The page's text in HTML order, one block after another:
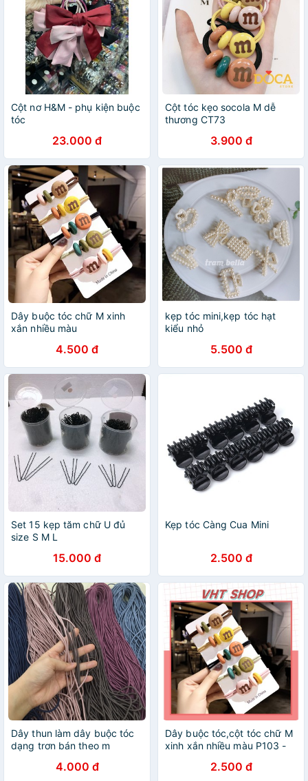
Cột nơ H&M - phụ kiện buộc
tóc
23.000 đ
Cột tóc kẹo socola M dễ
thương CT73
3.900 đ
Dây buộc tóc chữ M xinh
xắn nhiều màu
4.500 đ
kẹp tóc mini,kẹp tóc hạt
kiểu nhỏ
5.500 đ
Set 15 kẹp tăm chữ U đủ
size S M L
15.000 đ
Kẹp tóc Càng Cua Mini
2.500 đ
Dây thun làm dây buộc tóc
dạng trơn bán theo m
4.000 đ
Dây buộc tóc,cột tóc chữ M
xinh xắn nhiều màu P103 -
2.500 đ